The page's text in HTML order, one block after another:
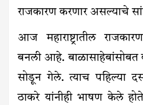
राजकारण करणार असल्याचे
आज महाराष्ट्रातील
बनली आहे.
सोडून गेले. त्याच पहिल्या
ठाकरे यांनीही भाषण केले